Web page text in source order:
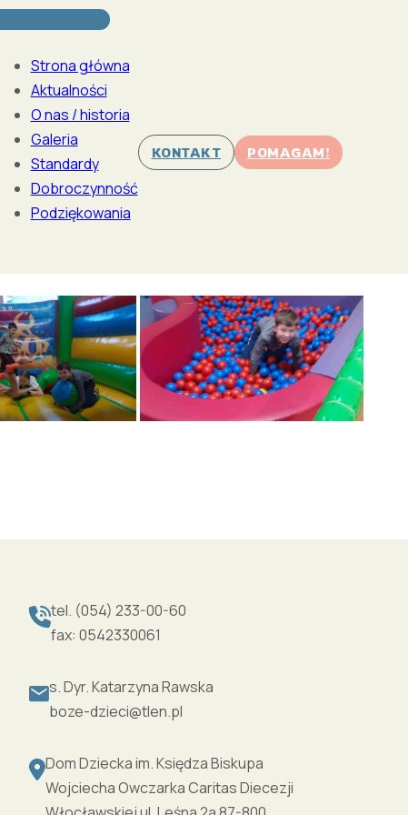
Strona główna
Aktualności
O nas / historia
Galeria
Standardy
Dobroczynność
Podziękowania
KONTAKT POMAGAM!
tel. (054) 233-00-60
fax: 0542330061
s. Dyr. Katarzyna Rawska
boze-dzieci@tlen.pl
Dom Dziecka im. Księdza Biskupa
Wojciecha Owczarka Caritas Diecezji